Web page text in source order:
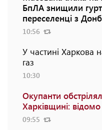
БпЛА знищили
переселенці з
10:56
У частині Харкова
газ
10:30
Окупанти
Харківщині:
09:55